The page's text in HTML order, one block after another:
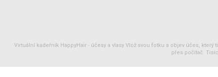
Virtuální kadeřník HappyHair - účesy a vlasy Vlož svou fotku a objev účes, který
přes počítač.